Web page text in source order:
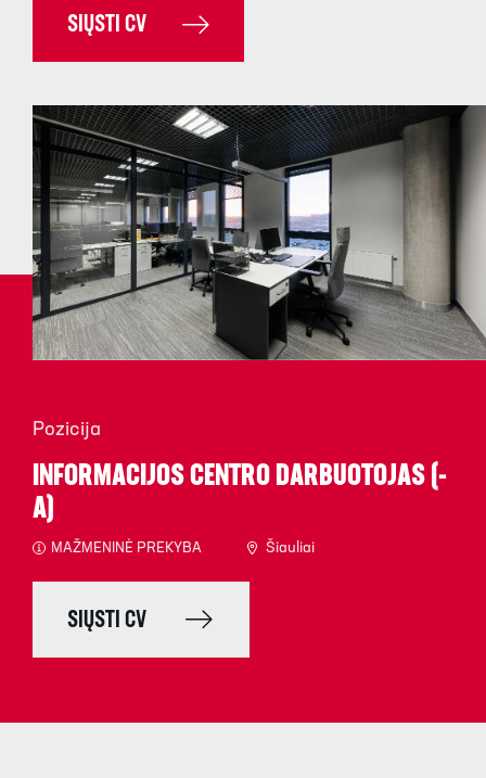
SIŲSTI CV
Pozicija
INFORMACIJOS CENTRO DARBUOTOJAS (-
A)
MAŽMENINĖ PREKYBA Šiauliai
SIŲSTI CV